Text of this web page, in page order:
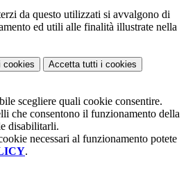
da questo utilizzati si avvalgono di
ed utili alle finalità illustrate nella
cookies Accetta tutti i cookies
scegliere quali cookie consentire.
che consentono il funzionamento della
disabilitarli.
necessari al funzionamento potete
.